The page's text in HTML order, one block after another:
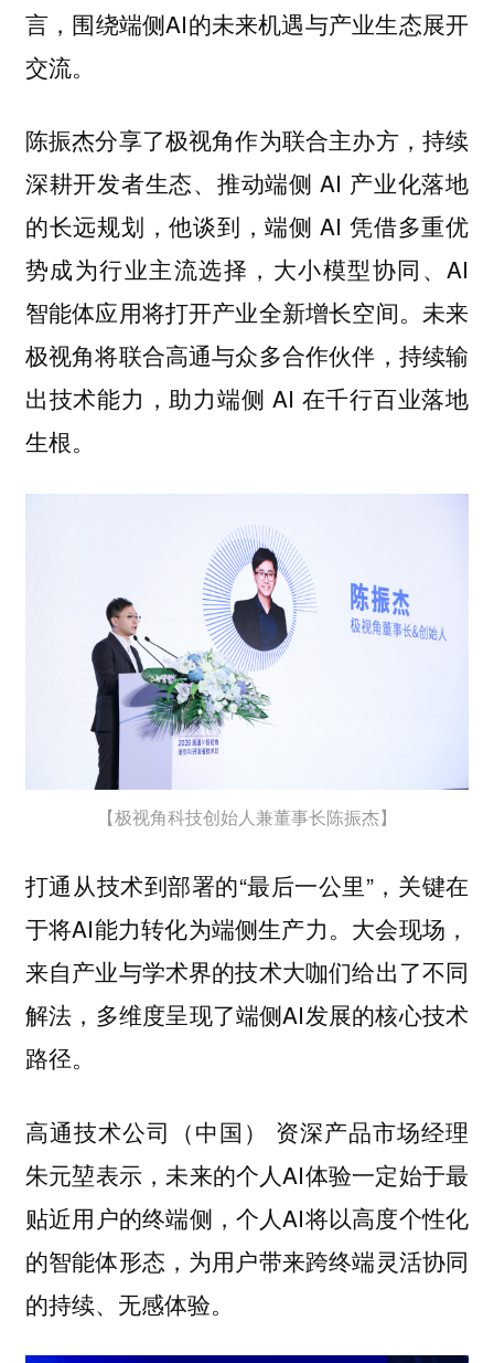
言，围绕端侧AI的未来机遇与产业生态展开
交流。
陈振杰分享了极视角作为联合主办方，持续
深耕开发者生态、推动端侧 AI 产业化落地
的长远规划，他谈到，端侧 AI 凭借多重优
势成为行业主流选择，大小模型协同、AI
智能体应用将打开产业全新增长空间。未来
极视角将联合高通与众多合作伙伴，持续输
出技术能力，助力端侧 AI 在千行百业落地
生根。
【极视角科技创始人兼董事长陈振杰】
打通从技术到部署的“最后一公里”，关键在
于将AI能力转化为端侧生产力。大会现场，
来自产业与学术界的技术大咖们给出了不同
解法，多维度呈现了端侧AI发展的核心技术
路径。
高通技术公司（中国） 资深产品市场经理
朱元堃表示，未来的个人AI体验一定始于最
贴近用户的终端侧，个人AI将以高度个性化
的智能体形态，为用户带来跨终端灵活协同
的持续、无感体验。